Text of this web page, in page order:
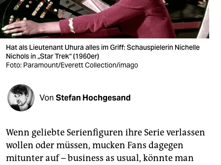
wahrheit
verlag
verlag
shop
fragen & hilfe
unterstützen
abo
Hat als Lieutenant Uhura alles im Griff: Schauspielerin Nichelle
Nichols in „Star Trek“ (1960er)
Foto: Paramount/Everett Collection/imago
Von Stefan Hochgesand
Wenn geliebte Serienfiguren ihre Serie verlassen
wollen oder müssen, mucken Fans dagegen
mitunter auf – business as usual, könnte man